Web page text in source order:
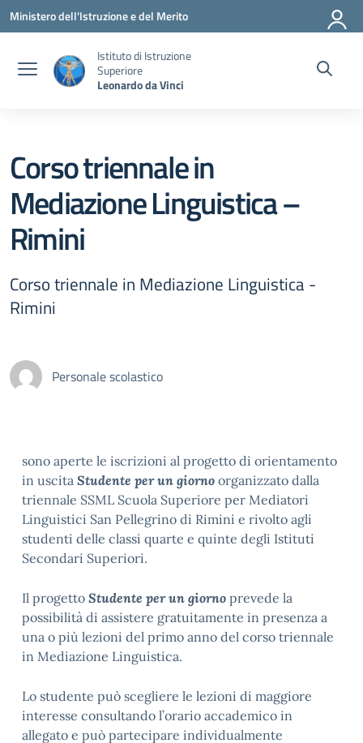
Vai ai contenuti
Vai al menu di navigazione
Vai al footer
Ministero dell'Istruzione e del Merito
Istituto di Istruzione
Superiore
Leonardo da Vinci
Corso triennale in
Mediazione Linguistica –
Rimini
Corso triennale in Mediazione Linguistica -
Rimini
Personale scolastico
sono aperte le iscrizioni al progetto di orientamento
in uscita Studente per un giorno organizzato dalla
triennale SSML Scuola Superiore per Mediatori
Linguistici San Pellegrino di Rimini e rivolto agli
studenti delle classi quarte e quinte degli Istituti
Secondari Superiori.
Il progetto Studente per un giorno prevede la
possibilità di assistere gratuitamente in presenza a
una o più lezioni del primo anno del corso triennale
in Mediazione Linguistica.
Lo studente può scegliere le lezioni di maggiore
interesse consultando l’orario accademico in
allegato e può partecipare individualmente